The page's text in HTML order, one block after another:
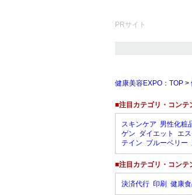
PRサイト
健康美容EXPO：TOP >
■注目カテゴリ・コンテ
スキンケア 男性化粧
ゲン ダイエット エ
テイン ブルーベリー
■注目カテゴリ・コンテ
決済代行 印刷 健康